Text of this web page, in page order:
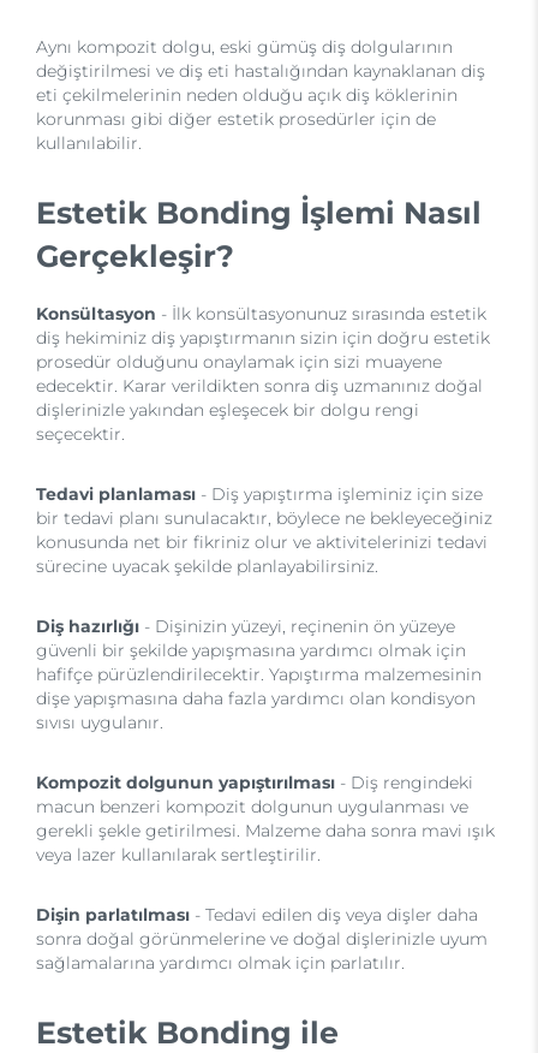
Aynı kompozit dolgu, eski gümüş diş dolgularının
değiştirilmesi ve diş eti hastalığından kaynaklanan diş
eti çekilmelerinin neden olduğu açık diş köklerinin
korunması gibi diğer estetik prosedürler için de
kullanılabilir.
Estetik Bonding İşlemi Nasıl
Gerçekleşir?
Konsültasyon - İlk konsültasyonunuz sırasında estetik
diş hekiminiz diş yapıştırmanın sizin için doğru estetik
prosedür olduğunu onaylamak için sizi muayene
edecektir. Karar verildikten sonra diş uzmanınız doğal
dişlerinizle yakından eşleşecek bir dolgu rengi
seçecektir.
Tedavi planlaması - Diş yapıştırma işleminiz için size
bir tedavi planı sunulacaktır, böylece ne bekleyeceğiniz
konusunda net bir fikriniz olur ve aktivitelerinizi tedavi
sürecine uyacak şekilde planlayabilirsiniz.
Diş hazırlığı - Dişinizin yüzeyi, reçinenin ön yüzeye
güvenli bir şekilde yapışmasına yardımcı olmak için
hafifçe pürüzlendirilecektir. Yapıştırma malzemesinin
dişe yapışmasına daha fazla yardımcı olan kondisyon
sıvısı uygulanır.
Kompozit dolgunun yapıştırılması - Diş rengindeki
macun benzeri kompozit dolgunun uygulanması ve
gerekli şekle getirilmesi. Malzeme daha sonra mavi ışık
veya lazer kullanılarak sertleştirilir.
Dişin parlatılması - Tedavi edilen diş veya dişler daha
sonra doğal görünmelerine ve doğal dişlerinizle uyum
sağlamalarına yardımcı olmak için parlatılır.
Estetik Bonding ile